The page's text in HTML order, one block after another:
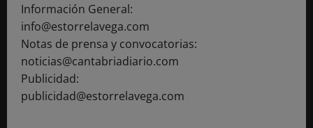
Información General:
info@estorrelavega.com
Notas de prensa y convocatorias:
noticias@cantabriadiario.com
Publicidad:
publicidad@estorrelavega.com